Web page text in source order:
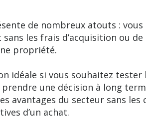
de nombreux atouts : vous
les frais d’acquisition ou de
propriété.
idéale si vous souhaitez tester
une décision à long
avantages du secteur sans les
d’un achat.